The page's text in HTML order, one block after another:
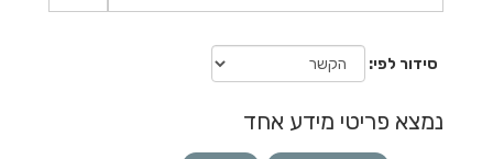
סידור לפי
נמצא פריטי מידע אחד